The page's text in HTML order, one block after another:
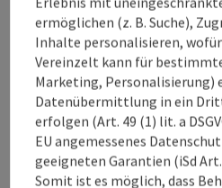
Abendessen als 3-Gang-
90 m² großer
Technogym Geräten
240 m² große
Sauna, Kräutersauna
Parkmöglichkeit
Verpflegung
Halbpension
ermöglichen (z. B. Suche),
Inhalte personalisieren,
Vereinzelt kann für
Marketing, Personalisierung)
Datenübermittlung in ein
erfolgen (Art. 49 (1) lit. a
EU angemessenes
geeigneten Garantien (iSd Art.
Somit ist es möglich, dass